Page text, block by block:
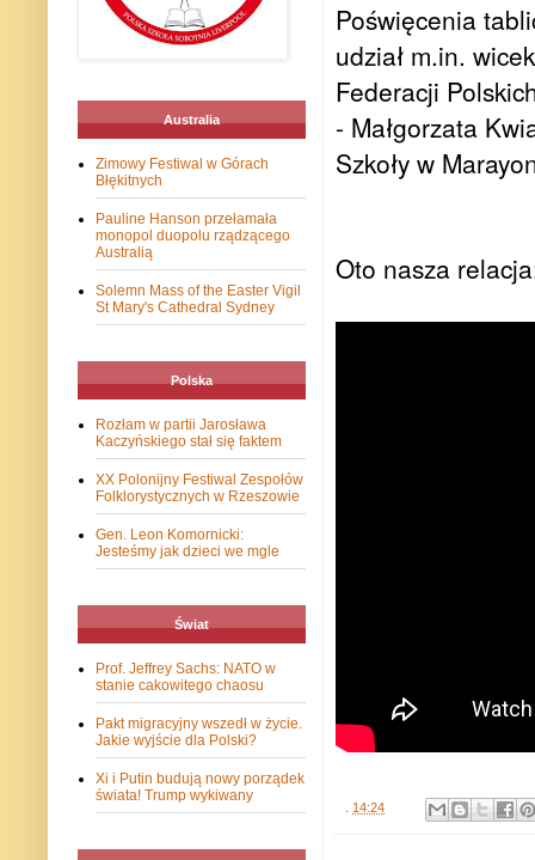
Poświęcenia
udział m.in.
Federacji
- Małgorzata
Szkoły w
Oto nasza
. 14:24
Australia
Zimowy Festiwal w Górach
Błękitnych
Pauline Hanson przełamała
monopol duopolu rządzącego
Australią
Solemn Mass of the Easter Vigil
St Mary's Cathedral Sydney
Polska
Rozłam w partii Jarosława
Kaczyńskiego stał się faktem
XX Polonijny Festiwal Zespołów
Folklorystycznych w Rzeszowie
Gen. Leon Komornicki:
Jesteśmy jak dzieci we mgle
Świat
Prof. Jeffrey Sachs: NATO w
stanie cakowitego chaosu
Pakt migracyjny wszedł w życie.
Jakie wyjście dla Polski?
Xi i Putin budują nowy porządek
świata! Trump wykiwany